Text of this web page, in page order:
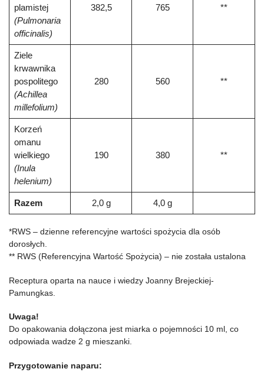
plamistej
(Pulmonaria
officinalis)
382,5 765 **
Ziele
krwawnika
pospolitego
(Achillea
millefolium)
280 560 **
Korzeń
omanu
wielkiego
(Inula
helenium)
190 380 **
Razem 2,0 g 4,0 g
*RWS – dzienne referencyjne wartości spożycia dla osób
dorosłych.
** RWS (Referencyjna Wartość Spożycia) – nie została ustalona
Receptura oparta na nauce i wiedzy Joanny Brejeckiej-
Pamungkas.
Uwaga!
Do opakowania dołączona jest miarka o pojemności 10 ml, co
odpowiada wadze 2 g mieszanki.
Przygotowanie naparu: